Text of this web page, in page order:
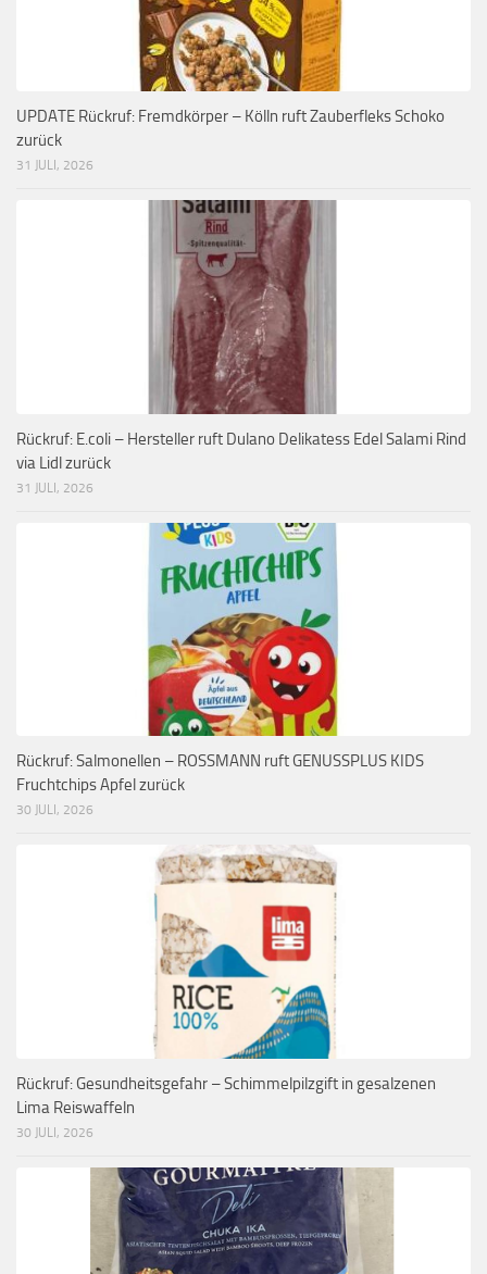
UPDATE Rückruf: Fremdkörper – Kölln ruft Zauberfleks Schoko
zurück
31 JULI, 2026
Rückruf: E.coli – Hersteller ruft Dulano Delikatess Edel Salami Rind
via Lidl zurück
31 JULI, 2026
Rückruf: Salmonellen – ROSSMANN ruft GENUSSPLUS KIDS
Fruchtchips Apfel zurück
30 JULI, 2026
Rückruf: Gesundheitsgefahr – Schimmelpilzgift in gesalzenen
Lima Reiswaffeln
30 JULI, 2026